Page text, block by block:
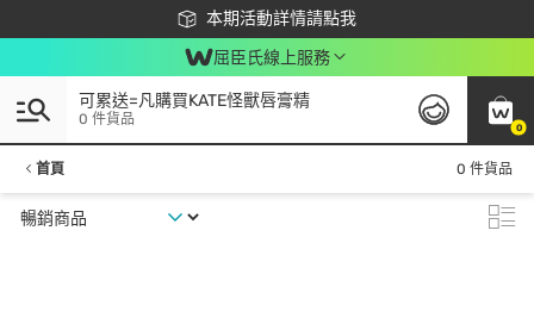
本期活動詳情請點我
下載app最高回饋$350
屈臣氏線上服務
0
可累送=凡購買KATE怪獸唇膏精
0 件貨品
首頁 0 件貨品